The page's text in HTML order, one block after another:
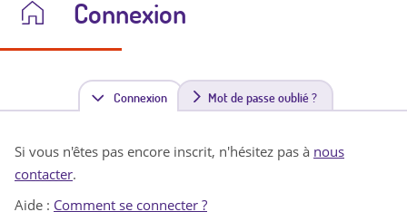
Connexion
Connexion(
n
Mot de passe oublié ?
Si vous n'êtes pas encore inscrit, n'hésitez pas à nous
contacter.
Aide : Comment se connecter ?